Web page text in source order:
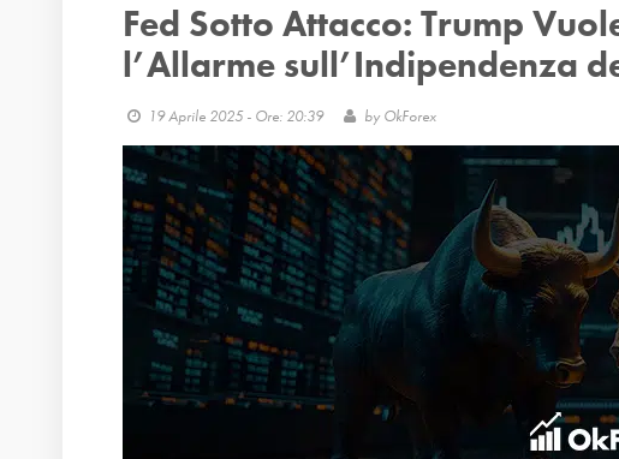
Fed Sotto Attacco: Trump
l’Allarme sull’Indipendenza
19 Aprile 2025 - Ore: 20:39 by OkForex